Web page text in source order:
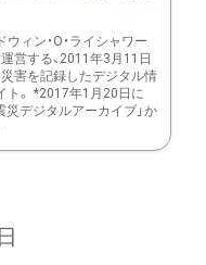
ィン・O・ライシャワー
営する、2011年3月11日
害を記録したデジタル情
ト。 *2017年1月20日に
災デジタルアーカイブ」か